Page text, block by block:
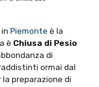
Piemonte è la
è Chiusa di Pesio
di
ormai dal
la preparazione di